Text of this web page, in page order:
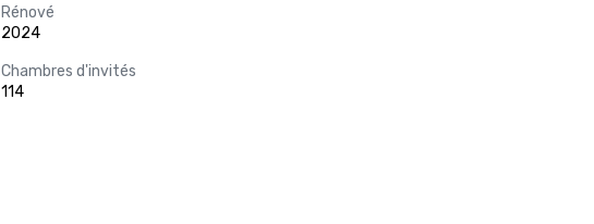
Rénové
2024
Chambres d'invités
114